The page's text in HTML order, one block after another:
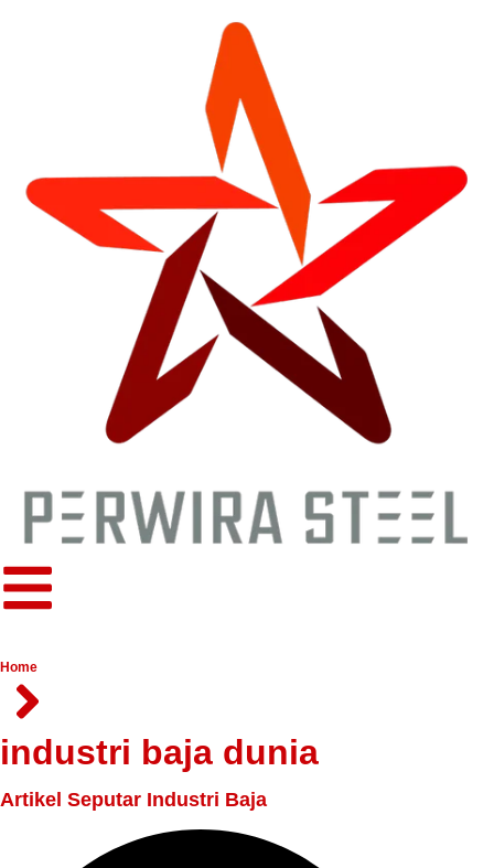
Home
industri baja dunia
Artikel Seputar Industri Baja